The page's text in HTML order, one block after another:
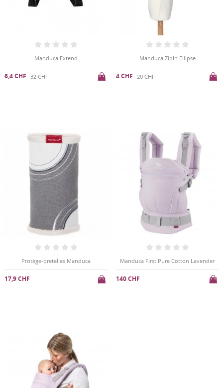
Manduca Extend
6,4 CHF 32 CHF
Manduca ZipIn Ellipse
4 CHF 20 CHF
Protège-bretelles Manduca
17,9 CHF
Manduca First Pure Cotton Lavender
140 CHF